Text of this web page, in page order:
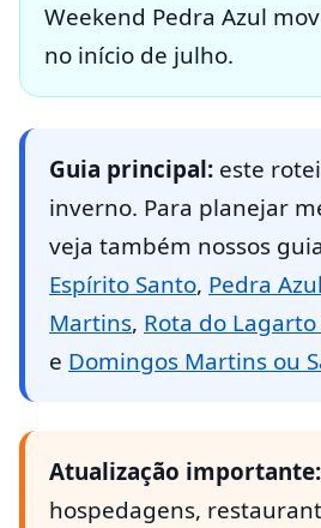
Weekend Pedra Azul
no início de julho.
Guia principal: este
inverno. Para planejar
veja também nossos
Espírito Santo, Pedra
Martins, Rota do
e Domingos Martins ou
Atualização importante:
hospedagens,